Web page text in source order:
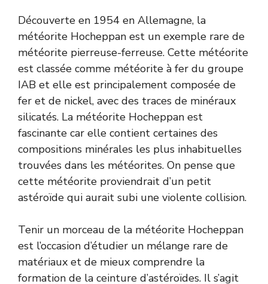
Découverte en 1954 en Allemagne, la
météorite Hocheppan est un exemple rare de
météorite pierreuse-ferreuse. Cette météorite
est classée comme météorite à fer du groupe
IAB et elle est principalement composée de
fer et de nickel, avec des traces de minéraux
silicatés. La météorite Hocheppan est
fascinante car elle contient certaines des
compositions minérales les plus inhabituelles
trouvées dans les météorites. On pense que
cette météorite proviendrait d’un petit
astéroïde qui aurait subi une violente collision.
Tenir un morceau de la météorite Hocheppan
est l’occasion d’étudier un mélange rare de
matériaux et de mieux comprendre la
formation de la ceinture d’astéroïdes. Il s’agit